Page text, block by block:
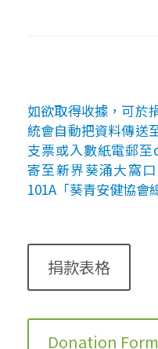
如欲取得收據，可於
統會自動把資料傳送
支票或入數紙電郵
寄至新界葵涌大窩
101A「葵青安健協會
捐款表格
Donation Form